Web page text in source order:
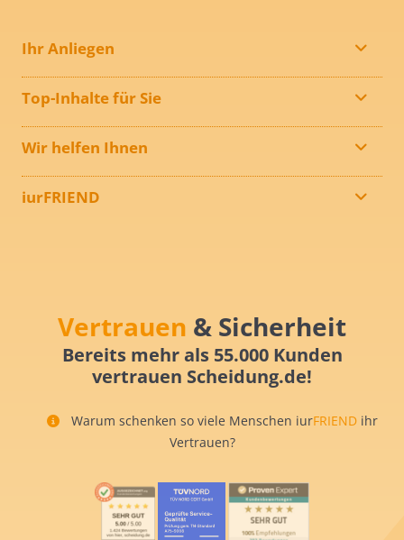
Ihr Anliegen
Top-Inhalte für Sie
Wir helfen Ihnen
iurFRIEND
Vertrauen & Sicherheit
Bereits mehr als 55.000 Kunden
vertrauen Scheidung.de!
Warum schenken so viele Menschen iurFRIEND ihr
Vertrauen?